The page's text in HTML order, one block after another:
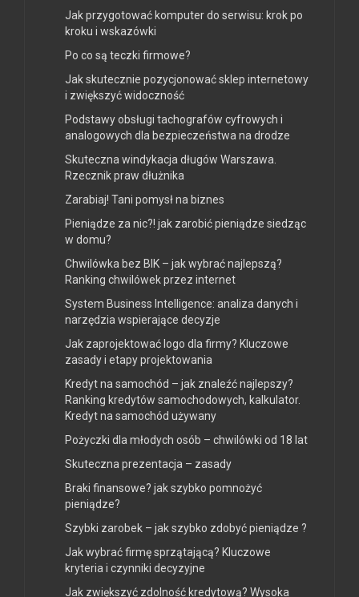
Jak przygotować komputer do serwisu: krok po
kroku i wskazówki
Po co są teczki firmowe?
Jak skutecznie pozycjonować sklep internetowy
i zwiększyć widoczność
Podstawy obsługi tachografów cyfrowych i
analogowych dla bezpieczeństwa na drodze
Skuteczna windykacja długów Warszawa.
Rzecznik praw dłużnika
Zarabiaj! Tani pomysł na biznes
Pieniądze za nic?! jak zarobić pieniądze siedząc
w domu?
Chwilówka bez BIK – jak wybrać najlepszą?
Ranking chwilówek przez internet
System Business Intelligence: analiza danych i
narzędzia wspierające decyzje
Jak zaprojektować logo dla firmy? Kluczowe
zasady i etapy projektowania
Kredyt na samochód – jak znaleźć najlepszy?
Ranking kredytów samochodowych, kalkulator.
Kredyt na samochód używany
Pożyczki dla młodych osób – chwilówki od 18 lat
Skuteczna prezentacja – zasady
Braki finansowe? jak szybko pomnożyć
pieniądze?
Szybki zarobek – jak szybko zdobyć pieniądze ?
Jak wybrać firmę sprzątającą? Kluczowe
kryteria i czynniki decyzyjne
Jak zwiększyć zdolność kredytową? Wysoka